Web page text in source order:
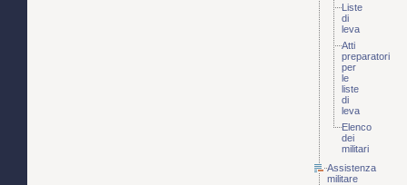
Liste
di
leva
Atti
preparatori
per
le
liste
di
leva
Elenco
dei
militari
Assistenza
militare